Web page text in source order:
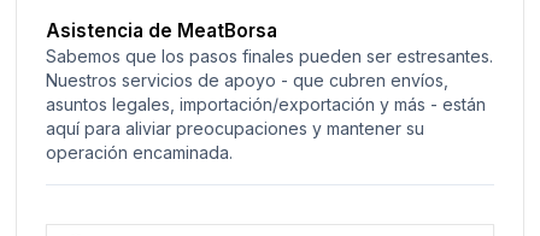
Asistencia de MeatBorsa
Sabemos que los pasos finales pueden ser estresantes.
Nuestros servicios de apoyo - que cubren envíos,
asuntos legales, importación/exportación y más - están
aquí para aliviar preocupaciones y mantener su
operación encaminada.